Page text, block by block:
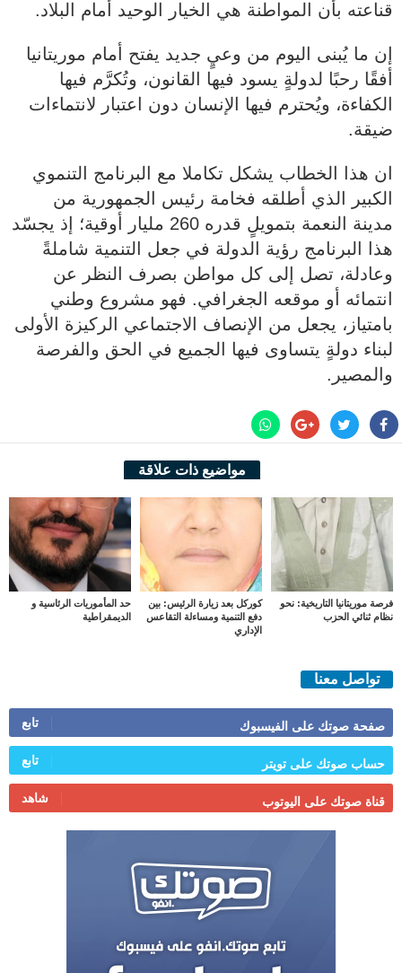
قناعته بأن المواطنة هي الخيار الوحيد أمام البلاد.
إن ما يُبنى اليوم من وعيٍ جديد يفتح أمام موريتانيا
أفقًا رحبًا لدولةٍ يسود فيها القانون، وتُكرَّم فيها
الكفاءة، ويُحترم فيها الإنسان دون اعتبار لانتماءات
ضيقة.
ان هذا الخطاب يشكل تكاملا مع البرنامج التنموي
الكبير الذي أطلقه فخامة رئيس الجمهورية من
مدينة النعمة بتمويلٍ قدره 260 مليار أوقية؛ إذ يجسّد
هذا البرنامج رؤية الدولة في جعل التنمية شاملةً
وعادلة، تصل إلى كل مواطن بصرف النظر عن
انتمائه أو موقعه الجغرافي. فهو مشروع وطني
بامتياز، يجعل من الإنصاف الاجتماعي الركيزة الأولى
لبناء دولةٍ يتساوى فيها الجميع في الحق والفرصة
والمصير.
مواضيع ذات علاقة
فرصة موريتانيا التاريخية: نحو
نظام ثنائي الحزب
كوركل بعد زيارة الرئيس: بين
دفع التنمية ومساءلة التقاعس
الإداري
حد المأموريات الرئاسية و
الديمقراطية
تواصل معنا
صفحة صوتك على الفيسبوك تابع
حساب صوتك على تويتر تابع
قناة صوتك على اليوتوب شاهد